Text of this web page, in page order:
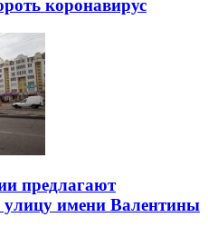
коронавирус
предлагают
улицу имени Валентины